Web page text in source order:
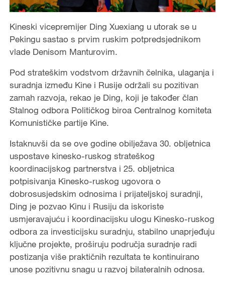
Kineski vicepremijer Ding Xuexiang u utorak se u
Pekingu sastao s prvim ruskim potpredsjednikom
vlade Denisom Manturovim.
Pod strateškim vodstvom državnih čelnika, ulaganja i
suradnja između Kine i Rusije održali su pozitivan
zamah razvoja, rekao je Ding, koji je također član
Stalnog odbora Političkog biroa Centralnog komiteta
Komunističke partije Kine.
Istaknuvši da se ove godine obilježava 30. obljetnica
uspostave kinesko-ruskog strateškog
koordinacijskog partnerstva i 25. obljetnica
potpisivanja Kinesko-ruskog ugovora o
dobrosusjedskim odnosima i prijateljskoj suradnji,
Ding je pozvao Kinu i Rusiju da iskoriste
usmjeravajuću i koordinacijsku ulogu Kinesko-ruskog
odbora za investicijsku suradnju, stabilno unaprjeđuju
ključne projekte, proširuju područja suradnje radi
postizanja više praktičnih rezultata te kontinuirano
unose pozitivnu snagu u razvoj bilateralnih odnosa.